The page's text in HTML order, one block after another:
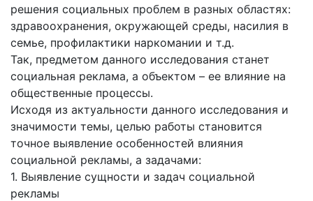
решения социальных проблем в разных областях:
здравоохранения, окружающей среды, насилия в
семье, профилактики наркомании и т.д.
Так, предметом данного исследования станет
социальная реклама, а объектом – ее влияние на
общественные процессы.
Исходя из актуальности данного исследования и
значимости темы, целью работы становится
точное выявление особенностей влияния
социальной рекламы, а задачами:
1. Выявление сущности и задач социальной
рекламы